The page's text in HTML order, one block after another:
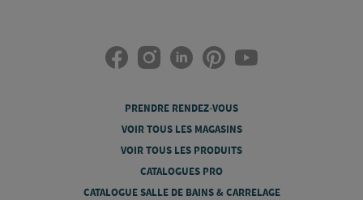
PRENDRE RENDEZ-VOUS
VOIR TOUS LES MAGASINS
VOIR TOUS LES PRODUITS
CATALOGUES PRO
CATALOGUE SALLE DE BAINS & CARRELAGE